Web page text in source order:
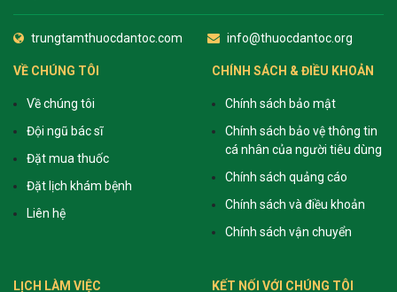
trungtamthuocdantoc.com info@thuocdantoc.org
VỀ CHÚNG TÔI
Về chúng tôi
Đội ngũ bác sĩ
Đặt mua thuốc
Đặt lịch khám bệnh
Liên hệ
CHÍNH SÁCH & ĐIỀU KHOẢN
Chính sách bảo mật
Chính sách bảo vệ thông tin
cá nhân của người tiêu dùng
Chính sách quảng cáo
Chính sách và điều khoản
Chính sách vận chuyển
LỊCH LÀM VIỆC KẾT NỐI VỚI CHÚNG TÔI